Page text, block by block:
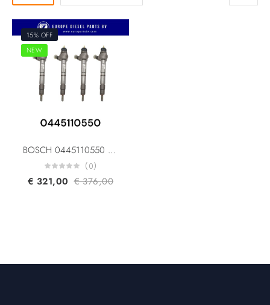
15% OFF
NEW
BOSCH 0445110550 0445110551 03L130277P For Volkswagen Crafter 30/35/50 Diesel Fuel Injector
(0)
€ 321,00 €376,00